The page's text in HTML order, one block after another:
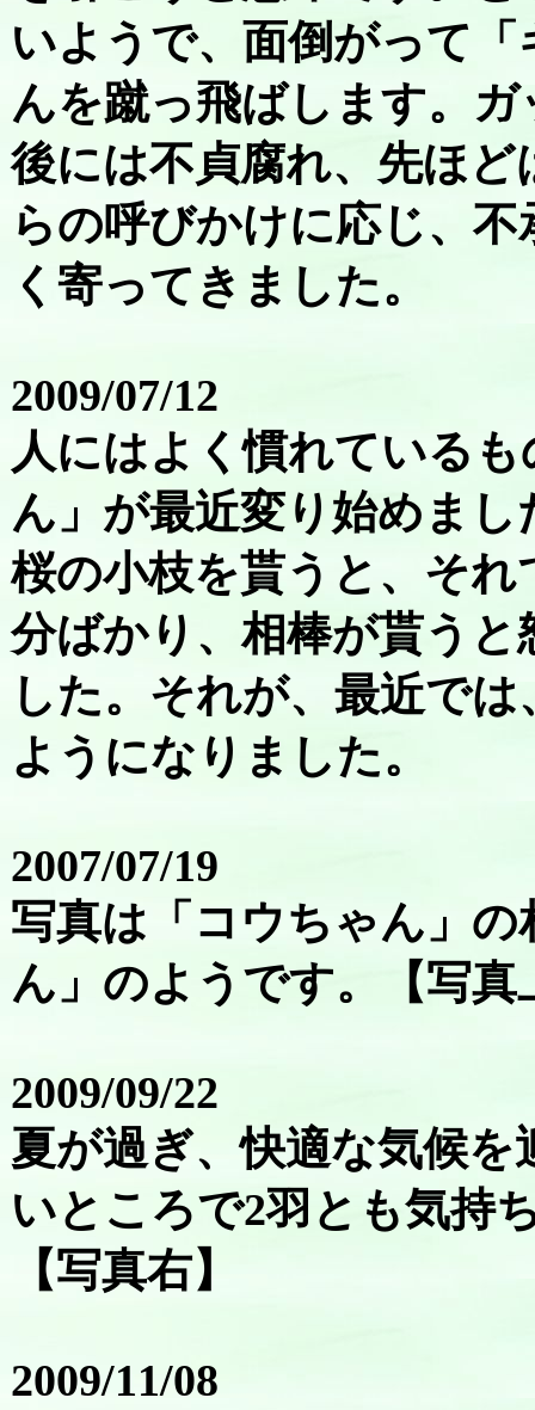
いようで、面倒がって
んを蹴っ飛ばします。
後には不貞腐れ、先ほ
らの呼びかけに応じ、
く寄ってきました。
2009/07/12
人にはよく慣れている
ん」が最近変り始めま
桜の小枝を貰うと、そ
分ばかり、相棒が貰う
した。それが、最近で
ようになりました。
2007/07/19
写真は「コウちゃん」
ん」のようです。【写
2009/09/22
夏が過ぎ、快適な気候
いところで2羽とも気持
【写真右】
2009/11/08